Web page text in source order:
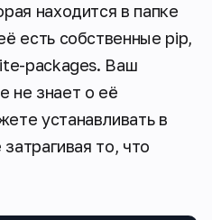
находится в папке
есть собственные pip,
packages. Ваш
не знает о её
устанавливать в
то, что